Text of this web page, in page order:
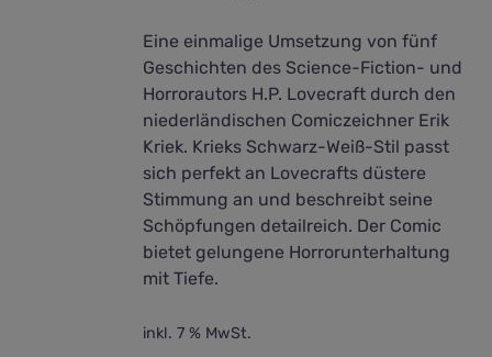
Eine einmalige Umsetzung von fünf
Geschichten des Science-Fiction- und
Horrorautors H.P. Lovecraft durch den
niederländischen Comiczeichner Erik
Kriek. Krieks Schwarz-Weiß-Stil passt
sich perfekt an Lovecrafts düstere
Stimmung an und beschreibt seine
Schöpfungen detailreich. Der Comic
bietet gelungene Horrorunterhaltung
mit Tiefe.
inkl. 7 % MwSt.